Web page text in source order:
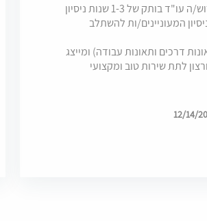
למשרד עו"ד המתמחה בתחום הנזיקין ומייצג תובעים דרוש/ה עו"ד בותק של 1-3 שנות ניסיון
המעוניינים/ות להשתלב
דרכים ותאונות עבודה) ומייצג
לתת שירות טוב ומקצועי